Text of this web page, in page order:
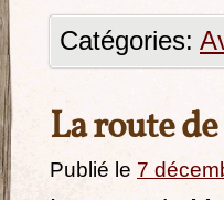
Catégories:
La route
Publié le 7